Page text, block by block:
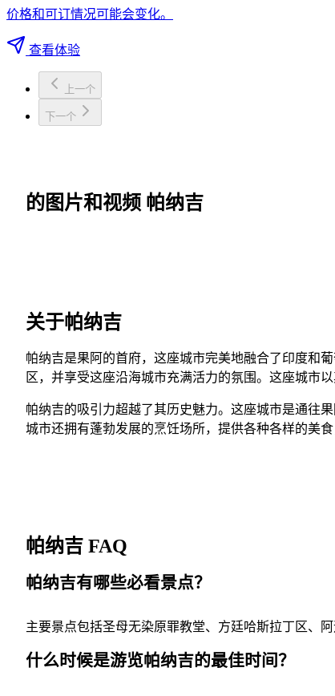
价格和可订情况可能会变化。
查看体验
上一个
下一个
的图片和视频 帕纳吉
关于帕纳吉
帕纳吉是果阿的首府，这座城市完美地融合了印度和
区，并享受这座沿海城市充满活力的氛围。这座城市
帕纳吉的吸引力超越了其历史魅力。这座城市是通往
城市还拥有蓬勃发展的烹饪场所，提供各种各样的美
帕纳吉 FAQ
帕纳吉有哪些必看景点？
主要景点包括圣母无染原罪教堂、方廷哈斯拉丁区、
什么时候是游览帕纳吉的最佳时间？